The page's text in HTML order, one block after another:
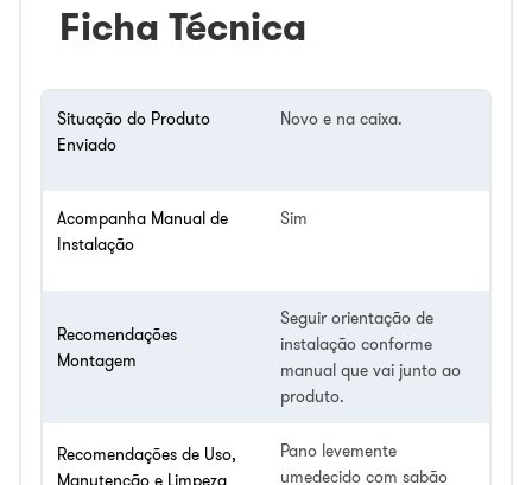
Ficha Técnica
Situação do Produto
Enviado
Novo e na caixa.
Acompanha Manual de
Instalação
Sim
Recomendações
Montagem
Seguir orientação de
instalação conforme
manual que vai junto ao
produto.
Recomendações de Uso,
Manutenção e Limpeza
Pano levemente
umedecido com sabão